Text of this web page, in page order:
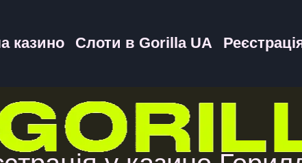
казино Слоти в Gorilla UA